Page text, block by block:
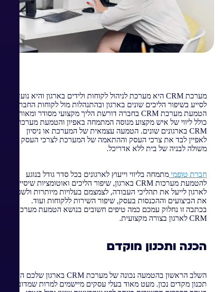
מערכת CRM היא מערכת לניהול לקוחות ולידים בארגון והיא נועדה
לסייע בשיפור הליכים שונים בארגון ובהתנהלות מול לקוחות החברה.
הטמעת מערכת CRM בחברה דורשת הליך מקצועי מסודר ומאורגן,
כולל ליווי של איש מקצוע מנוסה המתמחה באפיון והטמעת מערכות
CRM בארגונים שונים. הטמעה עצמאית של המערכת או ניסיון
לאפיין לבד את צרכי העסק וההתאמה של המערכת לצרכי העסק
משולה לבניה של בית ללא אדריכל.
חברת טופמי מתמחה בליווי וייעוץ לארגונים בכל סדר גודל בנוגע
להטמעת מערכות CRM בארגון, שיפור הליכים ואוטומציות שיסייעו
לארגון לייעל את תהליכי העבודה, לצמצמם בעלויות מיותרות ולשפר
את הביצועים וההכנסות בעסק, שיפור השירות ללקוחות ועוד.
בכתבה זו נחלוק עמכם כמה טיפים חשובים בנושא הטמעת מערכת
CRM לארגון בצורה מקצועית.
הכנה ותכנון מוקדם
השלב הראשון בהטמעה נכונה של מערכת CRM בארגון שלכם היא
תכנון מקדים נכון. מעט מאוד בעלי עסקים מיישמים למרות שמדובר